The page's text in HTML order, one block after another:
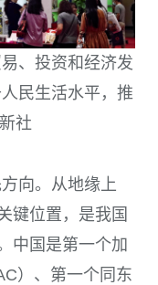
、投资和经济发
民生活水平，推
社
向。从地缘上
键位置，是我国
中国是第一个加
）、第一个同东